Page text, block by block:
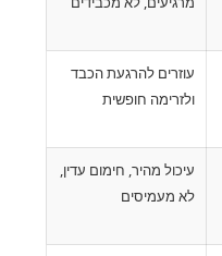
עוזרים להרגעת הכבד
ולזרימה חופשית
עיכול מהיר, חימום עדין,
לא מעמיסים